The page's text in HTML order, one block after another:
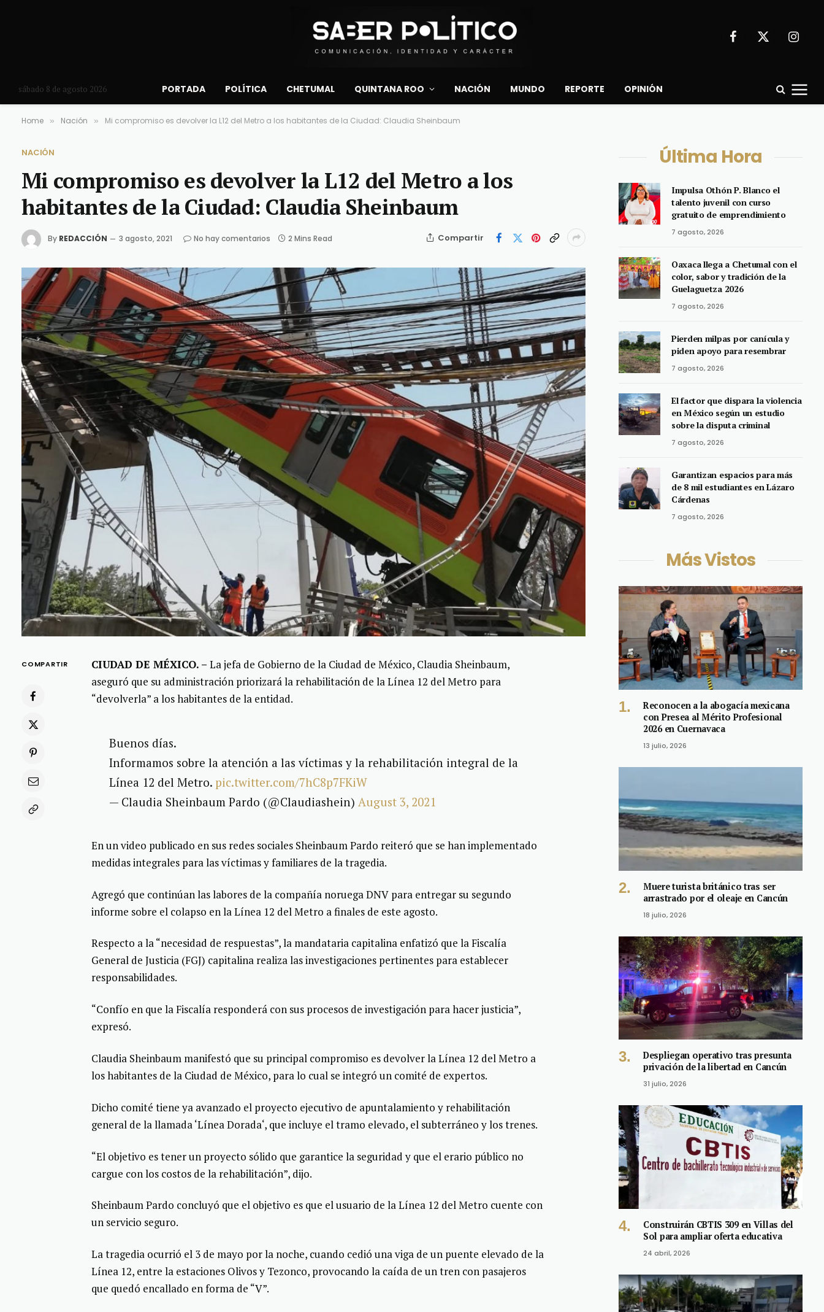
Facebook
X
sábado 8 de agosto 2026 PORTADA POLÍTICA CHETUMAL QUINTANA ROO NACIÓN MUNDO REPORTE OPINIÓN
Home » Nación » Mi compromiso es devolver la L12 del Metro a los habitantes de la Ciudad: Claudia Sheinbaum
NACIÓN
Mi compromiso es devolver la L12 del Metro a los
habitantes de la Ciudad: Claudia Sheinbaum
By REDACCIÓN 3 agosto, 2021 No hay comentarios 2 Mins Read Compartir
COMPARTIR CIUDAD DE MÉXICO. – La jefa de Gobierno de la Ciudad de México, Claudia Sheinbaum,
aseguró que su administración priorizará la rehabilitación de la Línea 12 del Metro para
“devolverla” a los habitantes de la entidad.
Buenos días.
Informamos sobre la atención a las víctimas y la rehabilitación integral de la
Línea 12 del Metro. pic.twitter.com/7hC8p7FKiW
— Claudia Sheinbaum Pardo (@Claudiashein) August 3, 2021
En un video publicado en sus redes sociales Sheinbaum Pardo reiteró que se han implementado
medidas integrales para las víctimas y familiares de la tragedia.
Agregó que continúan las labores de la compañía noruega DNV para entregar su segundo
informe sobre el colapso en la Línea 12 del Metro a finales de este agosto.
Respecto a la “necesidad de respuestas”, la mandataria capitalina enfatizó que la Fiscalía
General de Justicia (FGJ) capitalina realiza las investigaciones pertinentes para establecer
responsabilidades.
“Confío en que la Fiscalía responderá con sus procesos de investigación para hacer justicia”,
expresó.
Claudia Sheinbaum manifestó que su principal compromiso es devolver la Línea 12 del Metro a
los habitantes de la Ciudad de México, para lo cual se integró un comité de expertos.
Dicho comité tiene ya avanzado el proyecto ejecutivo de apuntalamiento y rehabilitación
general de la llamada ‘Línea Dorada‘, que incluye el tramo elevado, el subterráneo y los trenes.
“El objetivo es tener un proyecto sólido que garantice la seguridad y que el erario público no
cargue con los costos de la rehabilitación”, dijo.
Sheinbaum Pardo concluyó que el objetivo es que el usuario de la Línea 12 del Metro cuente con
un servicio seguro.
La tragedia ocurrió el 3 de mayo por la noche, cuando cedió una viga de un puente elevado de la
Línea 12, entre la estaciones Olivos y Tezonco, provocando la caída de un tren con pasajeros
que quedó encallado en forma de “V”.
Última Hora
Impulsa Othón P. Blanco el
talento juvenil con curso
gratuito de emprendimiento
7 agosto, 2026
Oaxaca llega a Chetumal con el
color, sabor y tradición de la
Guelaguetza 2026
7 agosto, 2026
Pierden milpas por canícula y
piden apoyo para resembrar
7 agosto, 2026
El factor que dispara la violencia
en México según un estudio
sobre la disputa criminal
7 agosto, 2026
Garantizan espacios para más
de 8 mil estudiantes en Lázaro
Cárdenas
7 agosto, 2026
Más Vistos
Reconocen a la abogacía mexicana
con Presea al Mérito Profesional
2026 en Cuernavaca
13 julio, 2026
Muere turista británico tras ser
arrastrado por el oleaje en Cancún
18 julio, 2026
Despliegan operativo tras presunta
privación de la libertad en Cancún
31 julio, 2026
Construirán CBTIS 309 en Villas del
Sol para ampliar oferta educativa
24 abril, 2026